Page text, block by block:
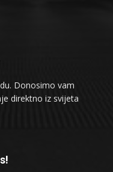
Donosimo vam
direktno iz svijeta